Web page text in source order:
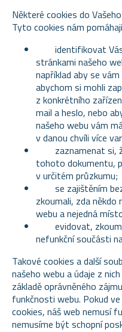
Některé cookies do
Tyto cookies nám
identifikovat Vás
stránkami našeho
například aby se
abychom si mohli
z konkrétního
mail a heslo, nebo
našeho webu vám
v danou chvíli více
zaznamenat si,
tohoto dokumentu,
v určitém průzkumu;
se zajištěním
zkoumali, zda někdo
webu a nejedná
evidovat,
nefunkční součásti
Takové cookies a další
našeho webu a údaje z
základě oprávněného
funkčnosti webu. Pokud
cookies, náš web nemusí
nemusíme být schopní